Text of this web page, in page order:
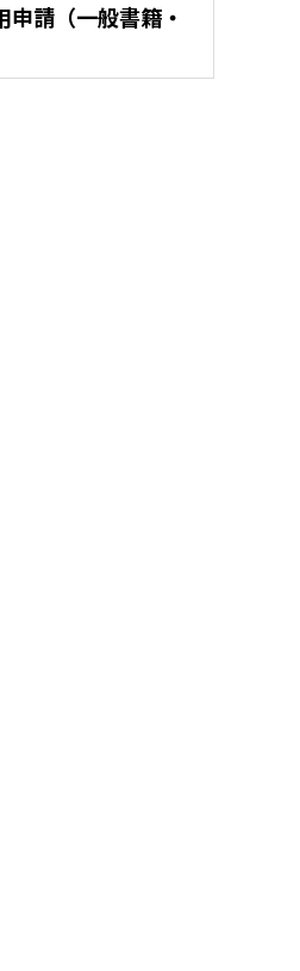
申請（一般書籍・